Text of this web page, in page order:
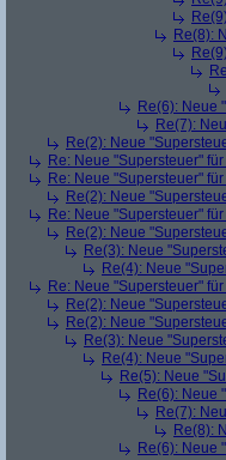
Re(8):
Re(6): Neue
Re(7):
Re(2): Neue
Re: Neue "Supersteuer"
Re: Neue "Supersteuer"
Re(2): Neue
Re: Neue "Supersteuer"
Re(2): Neue
Re(3): Neue
Re(4): Neue
Re: Neue "Supersteuer"
Re(2): Neue
Re(2): Neue
Re(3): Neue
Re(4): Neue
Re(5): Neue
Re(6): Neue
Re(7):
Re(8):
Re(6): Neue